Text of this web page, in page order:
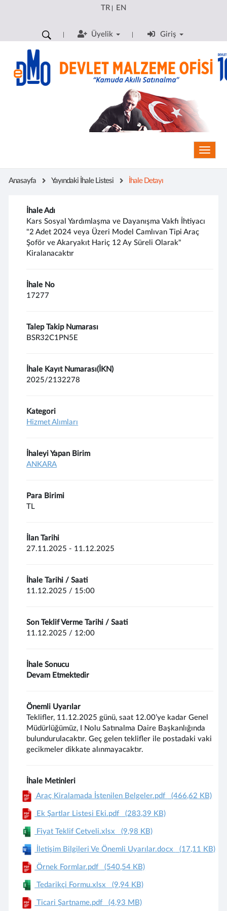
TR| EN
Üyelik Giriş
Anasayfa Yayındaki İhale Listesi İhale Detayı
İhale Adı
Kars Sosyal Yardımlaşma ve Dayanışma Vakfı İhtiyacı
"2 Adet 2024 veya Üzeri Model Camlıvan Tipi Araç
Şoför ve Akaryakıt Hariç 12 Ay Süreli Olarak"
Kiralanacaktır
İhale No
17277
Talep Takip Numarası
BSR32C1PN5E
İhale Kayıt Numarası(İKN)
2025/2132278
Kategori
Hizmet Alımları
İhaleyi Yapan Birim
ANKARA
Para Birimi
TL
İlan Tarihi
27.11.2025 - 11.12.2025
İhale Tarihi / Saati
11.12.2025 / 15:00
Son Teklif Verme Tarihi / Saati
11.12.2025 / 12:00
İhale Sonucu
Devam Etmektedir
Önemli Uyarılar
Teklifler, 11.12.2025 günü, saat 12.00’ye kadar Genel
Müdürlüğümüz, I Nolu Satınalma Daire Başkanlığında
bulundurulacaktır. Geç gelen teklifler ile postadaki vaki
gecikmeler dikkate alınmayacaktır.
İhale Metinleri
Araç Kiralamada İstenilen Belgeler.pdf
(466,62 KB)
Ek Şartlar Listesi Eki.pdf (283,39 KB)
Fiyat Teklif Cetveli.xlsx (9,98 KB)
İletişim Bilgileri Ve Önemli Uyarılar.docx (17,11 KB)
Örnek Formlar.pdf (540,54 KB)
Tedarikçi Formu.xlsx (9,94 KB)
Ticari Şartname.pdf (4,93 MB)